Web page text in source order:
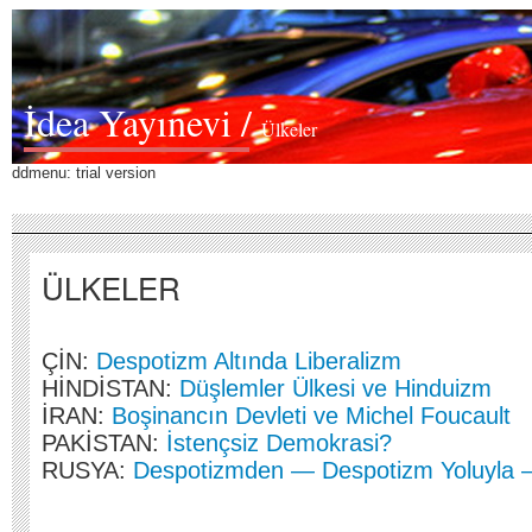
İdea Yayınevi /Ülkeler
ddmenu: trial version
ÜLKELER
ÇİN: Despotizm Altında Liberalizm
HİNDİSTAN: Düşlemler Ülkesi ve Hinduizm
İRAN: Boşinancın Devleti ve Michel Foucault
PAKİSTAN: İstençsiz Demokrasi?
RUSYA: Despotizmden — Despotizm Yoluyla